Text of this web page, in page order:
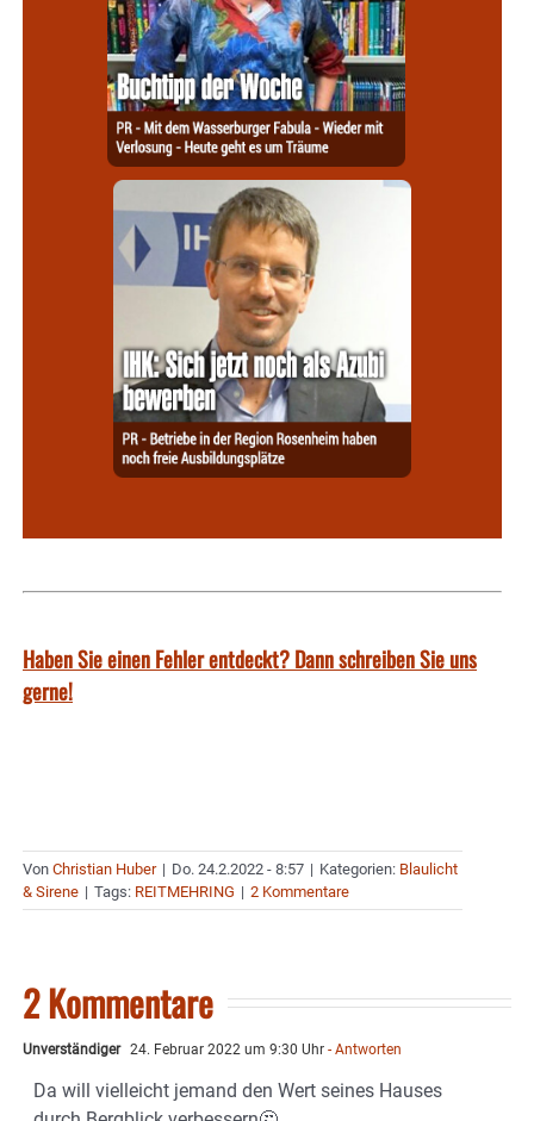
Haben Sie einen Fehler entdeckt? Dann schreiben Sie uns
gerne!
Von Christian Huber | Do. 24.2.2022 - 8:57 | Kategorien: Blaulicht
& Sirene | Tags: REITMEHRING | 2 Kommentare
2 Kommentare
Unverständiger 24. Februar 2022 um 9:30 Uhr - Antworten
Da will vielleicht jemand den Wert seines Hauses